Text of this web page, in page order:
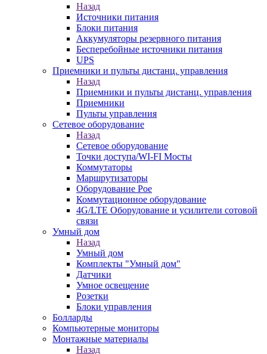
Назад
Источники питания
Блоки питания
Аккумуляторы резервного питания
Бесперебойные источники питания
UPS
Приемники и пульты дистанц. управления
Назад
Приемники и пульты дистанц. управления
Приемники
Пульты управления
Сетевое оборудование
Назад
Сетевое оборудование
Точки доступа/WI-FI Мосты
Коммутаторы
Маршрутизаторы
Оборудование Poe
Коммутационное оборудование
4G/LTE Оборудование и усилители сотовой
связи
Умный дом
Назад
Умный дом
Комплекты "Умный дом"
Датчики
Умное освещение
Розетки
Блоки управления
Болларды
Компьютерные мониторы
Монтажные материалы
Назад